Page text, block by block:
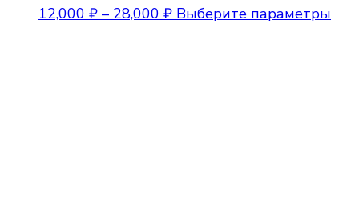
12,000 ₽ – 28,000 ₽Диапазон
Выберите параметры